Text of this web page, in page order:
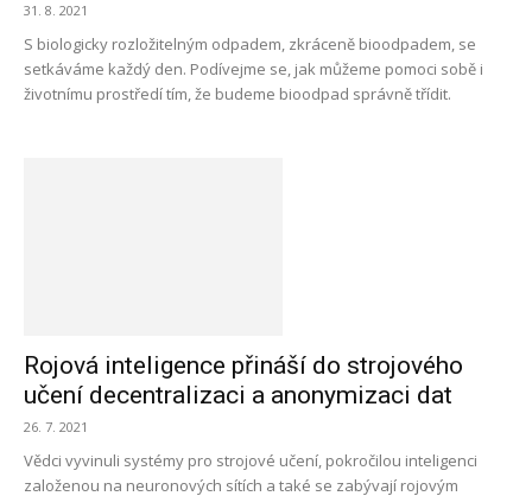
31. 8. 2021
S biologicky rozložitelným odpadem, zkráceně bioodpadem, se
setkáváme každý den. Podívejme se, jak můžeme pomoci sobě i
životnímu prostředí tím, že budeme bioodpad správně třídit.
Rojová inteligence přináší do strojového
učení decentralizaci a anonymizaci dat
26. 7. 2021
Vědci vyvinuli systémy pro strojové učení, pokročilou inteligenci
založenou na neuronových sítích a také se zabývají rojovým